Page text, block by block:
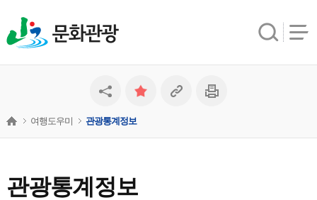
문화관광
관광통계정보
여행도우미 관광통계정보